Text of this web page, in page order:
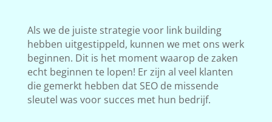
Als we de juiste strategie voor link building
hebben uitgestippeld, kunnen we met ons werk
beginnen. Dit is het moment waarop de zaken
echt beginnen te lopen! Er zijn al veel klanten
die gemerkt hebben dat SEO de missende
sleutel was voor succes met hun bedrijf.